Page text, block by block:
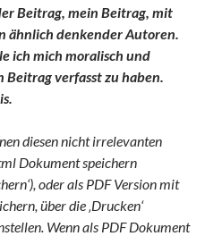
Beitrag, mein Beitrag, mit
ähnlich denkender Autoren.
ich mich moralisch und
verfasst zu haben.
diesen nicht irrelevanten
Dokument speichern
oder als PDF Version mit
über die ‚Drucken‘
Wenn als PDF Dokument